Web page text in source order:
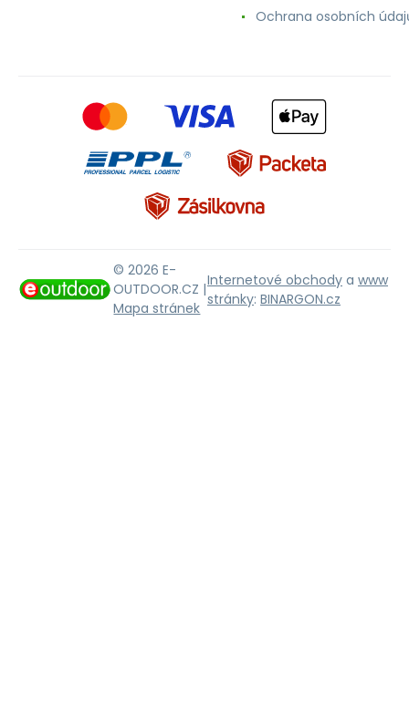
Ochrana osobních
© 2026 E-
OUTDOOR.CZ |
Mapa stránek
Internetové obchody a www
stránky: BINARGON.cz